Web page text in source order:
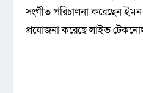
সংগীত পরিচালনা করেছেন
প্রযোজনা করেছে লাইভ